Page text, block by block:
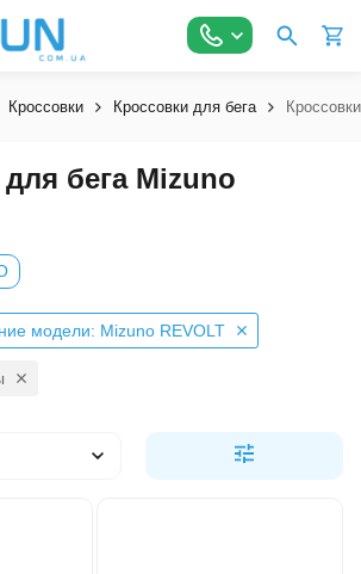
Кроссовки Кроссовки для бега
бега Mizuno
модели: Mizuno REVOLT